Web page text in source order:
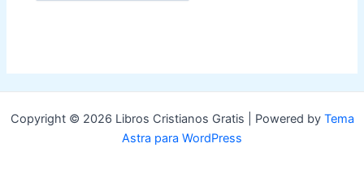
Copyright © 2026 Libros Cristianos Gratis | Powered by Tema
Astra para WordPress